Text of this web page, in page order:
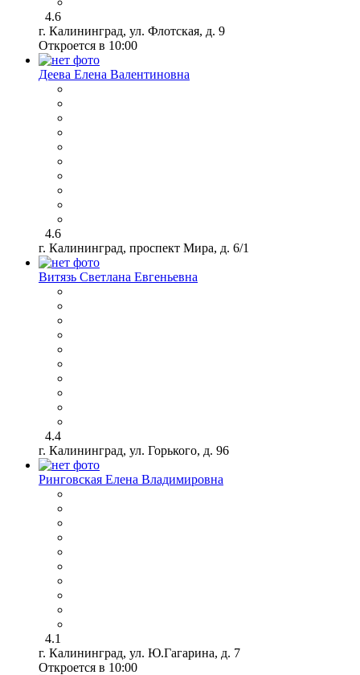
4.6
г. Калининград, ул. Флотская, д. 9
Откроется в 10:00
Деева Елена Валентиновна
4.6
г. Калининград, проспект Мира, д. 6/1
Витязь Светлана Евгеньевна
4.4
г. Калининград, ул. Горького, д. 96
Ринговская Елена Владимировна
4.1
г. Калининград, ул. Ю.Гагарина, д. 7
Откроется в 10:00